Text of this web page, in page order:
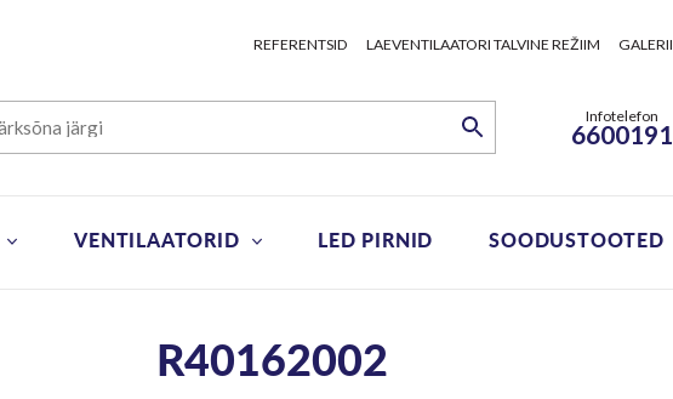
REFERENTSID LAEVENTILAATORI TALVINE REŽIIM GALERII
Infotelefon
6600191
VENTILAATORID LED PIRNID SOODUSTOOTED
R40162002